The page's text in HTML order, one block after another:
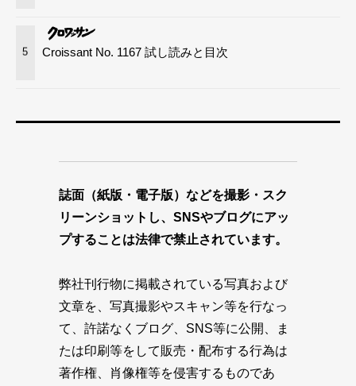
5 Croissant No. 1167 試し読みと目次
誌面（紙版・電子版）などを撮影・スク
リーンショットし、SNSやブログにアッ
プすることは法律で禁止されています。
弊社刊行物に掲載されている写真および
文章を、写真撮影やスキャン等を行なっ
て、許諾なくブログ、SNS等に公開、ま
たは印刷等をして販売・配布する行為は
著作権、肖像権等を侵害するものであ